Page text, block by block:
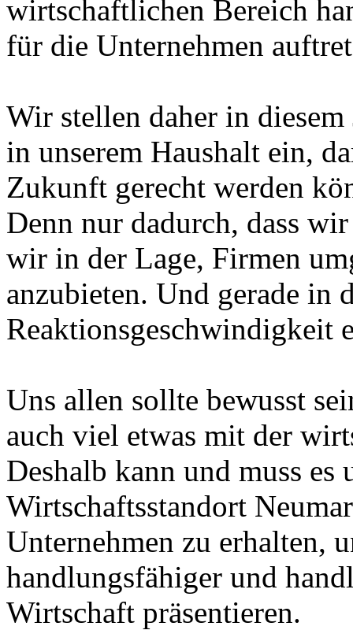
wirtschaftlichen Bereich
für die Unternehmen
Wir stellen daher in
in unserem Haushalt ein,
Zukunft gerecht werden
Denn nur dadurch, dass
wir in der Lage, Firmen
anzubieten. Und gerade in
Reaktionsgeschwindigkeit
Uns allen sollte bewusst
auch viel etwas mit der
Deshalb kann und muss es
Wirtschaftsstandort
Unternehmen zu erhalten,
handlungsfähiger und
Wirtschaft präsentieren.